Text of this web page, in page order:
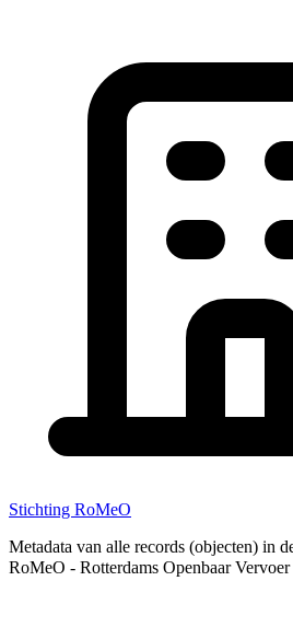
Stichting RoMeO
Metadata van alle records (objecten) in
RoMeO - Rotterdams Openbaar